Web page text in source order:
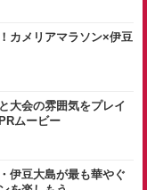
カメリアマラソン×伊豆
大会の雰囲気をプレイ
ムービー
伊豆大島が最も華やぐ